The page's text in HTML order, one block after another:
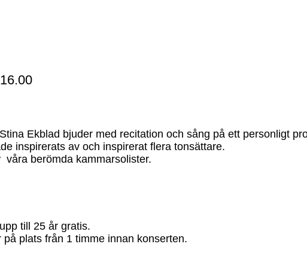
Ekblad bjuder med recitation och sång på ett personligt
inspirerats av och inspirerat flera tonsättare.
berömda kammarsolister.
till 25 år gratis.
plats från 1 timme innan konserten.